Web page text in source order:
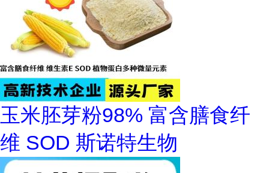
玉米胚芽粉98% 富含膳食纤
维 SOD 斯诺特生物